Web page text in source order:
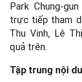
Park Chung-
trực tiếp tham
Thu Vinh, Lê
quả trên.
Tập trung nội